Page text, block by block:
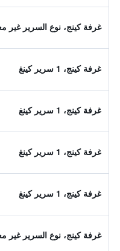
غرفة كينج، نوع السرير غير
غرفة كينج، 1 سرير كينغ
غرفة كينج، 1 سرير كينغ
غرفة كينج، 1 سرير كينغ
غرفة كينج، 1 سرير كينغ
غرفة كينج، نوع السرير غير